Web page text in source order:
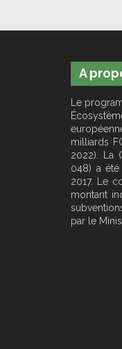
A
Le
milliards
2022). La
048) a été
2017. Le
montant
par le